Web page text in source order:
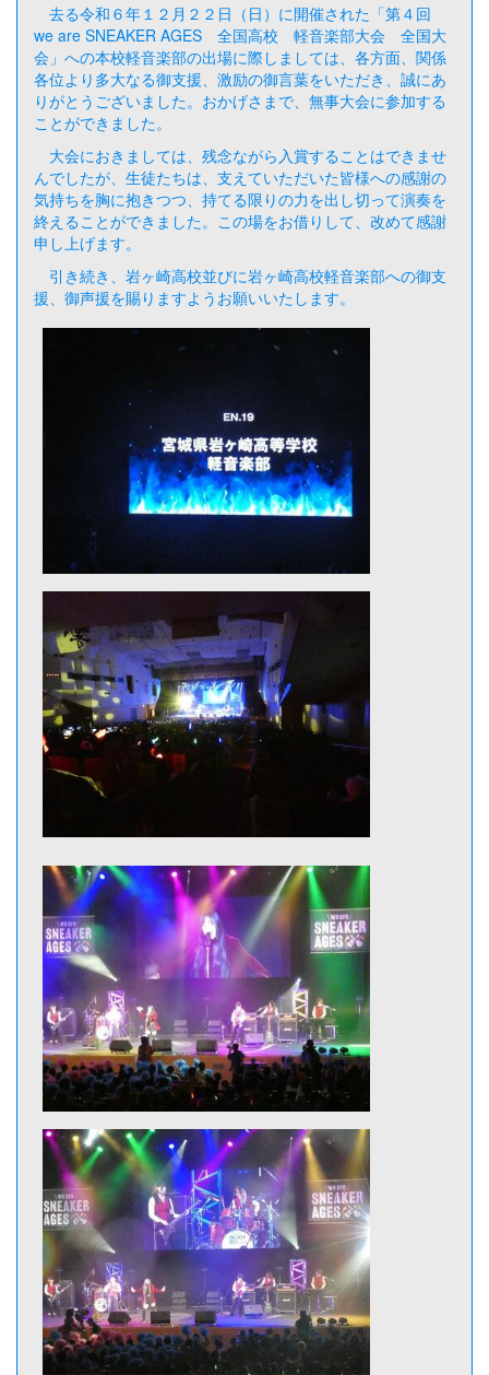
去る令和６年１２月２２日（日）に開催された「第４回
we are SNEAKER AGES 全国高校 軽音楽部大会 全国大
会」への本校軽音楽部の出場に際しましては、各方面、関係
各位より多大なる御支援、激励の御言葉をいただき、誠にあ
りがとうございました。おかげさまで、無事大会に参加する
ことができました。
大会におきましては、残念ながら入賞することはできませ
んでしたが、生徒たちは、支えていただいた皆様への感謝の
気持ちを胸に抱きつつ、持てる限りの力を出し切って演奏を
終えることができました。この場をお借りして、改めて感謝
申し上げます。
引き続き、岩ヶ崎高校並びに岩ヶ崎高校軽音楽部への御支
援、御声援を賜りますようお願いいたします。